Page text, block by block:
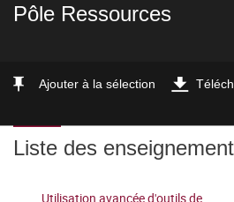
Pôle Ressources
Ajouter à la sélection
Liste des
Utilisation avancée d'outils de